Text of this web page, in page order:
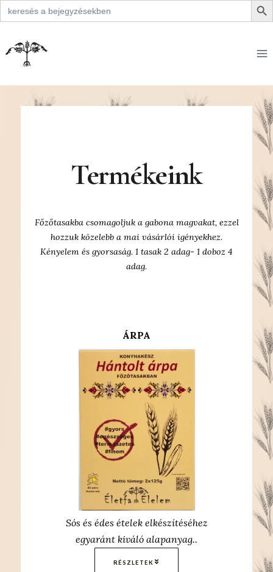
Search
for:
Termékeink
Főzőtasakba csomagoljuk a gabona magvakat, ezzel
hozzuk közelebb a mai vásárlói igényekhez.
Kényelem és gyorsaság. 1 tasak 2 adag- 1 doboz 4
adag.
ÁRPA
Sós és édes ételek elkészítéséhez
egyaránt kiváló alapanyag..
RÉSZLETEK